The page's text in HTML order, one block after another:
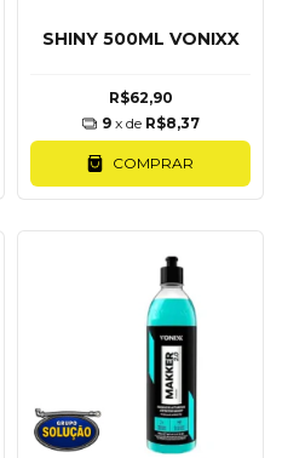
SHINY 500ML VONIXX
R$62,90
9 x de R$8,37
COMPRAR